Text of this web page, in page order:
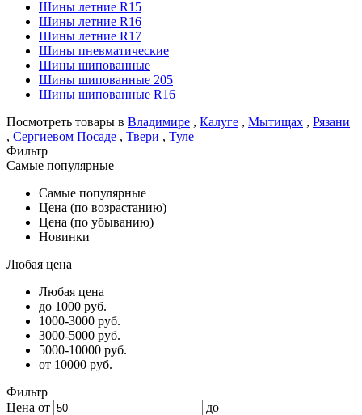
Шины летние R15
Шины летние R16
Шины летние R17
Шины пневматические
Шины шипованные
Шины шипованные 205
Шины шипованные R16
Посмотреть товары в Владимире , Калуге , Мытищах , Рязани
, Сергиевом Посаде , Твери , Туле
Фильтр
Самые популярные
Самые популярные
Цена (по возрастанию)
Цена (по убыванию)
Новинки
Любая цена
Любая цена
до 1000 руб.
1000-3000 руб.
3000-5000 руб.
5000-10000 руб.
от 10000 руб.
Фильтр
Цена от
до